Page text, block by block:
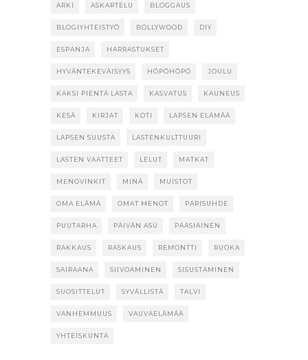
ARKI ASKARTELU BLOGGAUS
BLOGIYHTEISTYÖ BOLLYWOOD DIY
ESPANJA HARRASTUKSET
HYVÄNTEKEVÄISYYS HÖPÖHÖPÖ JOULU
KAKSI PIENTÄ LASTA KASVATUS KAUNEUS
KESÄ KIRJAT KOTI LAPSEN ELÄMÄÄ
LAPSEN SUUSTA LASTENKULTTUURI
LASTEN VAATTEET LELUT MATKAT
MENOVINKIT MINÄ MUISTOT
OMA ELÄMÄ OMAT MENOT PARISUHDE
PUUTARHA PÄIVÄN ASU PÄÄSIÄINEN
RAKKAUS RASKAUS REMONTTI RUOKA
SAIRAANA SIIVOAMINEN SISUSTAMINEN
SUOSITTELUT SYVÄLLISTÄ TALVI
VANHEMMUUS VAUVAELÄMÄÄ
YHTEISKUNTA